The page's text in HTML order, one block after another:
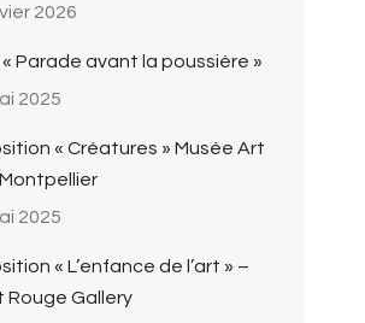
2026
« Parade avant la poussière »
2025
« Créatures » Musée Art
2025
« L’enfance de l’art » –
Rouge Gallery